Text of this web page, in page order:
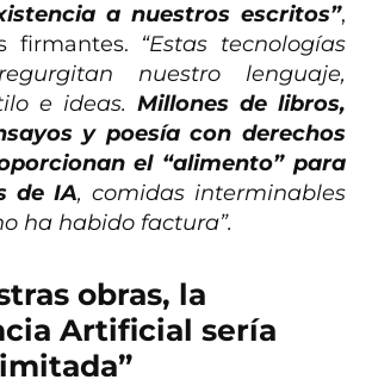
a nuestros escritos”,
firmantes. “Estas tecnologías
nuestro lenguaje,
e ideas. Millones de libros,
y poesía con derechos
el “alimento” para
de IA, comidas interminables
ha habido factura”.
obras, la
Artificial sería